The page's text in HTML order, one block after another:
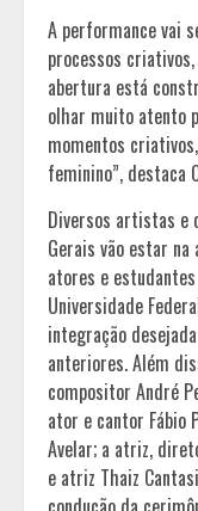
A performance vai
processos
abertura está
olhar muito atento
momentos
feminino”, destaca
Diversos artistas e
Gerais vão estar
atores e
Universidade
integração
anteriores. Além
compositor André
ator e cantor Fábio
Avelar; a atriz,
e atriz Thaiz